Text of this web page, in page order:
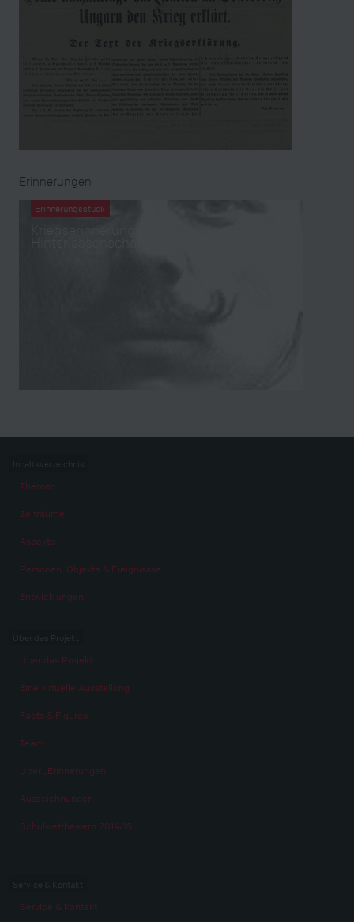
Erinnerungen
Erinnerungsstück
Themen
Zeiträume
Aspekte
Personen, Objekte & Ereignissse
Entwicklungen
Über das Projekt
Eine virtuelle Ausstellung
Facts & Figures
Team
Über „Erinnerungen“
Auszeichnungen
Schulwettbewerb 2014/15
Service & Kontakt